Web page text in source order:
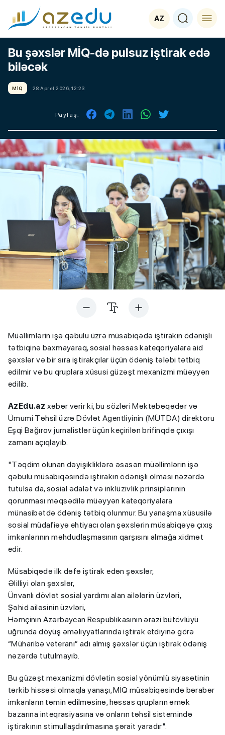
AZ
Bu şəxslər MİQ-də pulsuz iştirak edə
biləcək
MİQ 28 Aprel 2026, 12:23
Paylaş:
Müəllimlərin işə qəbulu üzrə müsabiqədə iştirakın ödənişli
tətbiqinə baxmayaraq, sosial həssas kateqoriyalara aid
şəxslər və bir sıra iştirakçılar üçün ödəniş tələbi tətbiq
edilmir və bu qruplara xüsusi güzəşt mexanizmi müəyyən
edilib.
AzEdu.az xəbər verir ki, bu sözləri Məktəbəqədər və
Ümumi Təhsil üzrə Dövlət Agentliyinin (MÜTDA) direktoru
Eşqi Bağırov jurnalistlər üçün keçirilən brifinqdə çıxışı
zamanı açıqlayıb.
"Təqdim olunan dəyişikliklərə əsasən müəllimlərin işə
qəbulu müsabiqəsində iştirakın ödənişli olması nəzərdə
tutulsa da, sosial ədalət və inklüzivlik prinsiplərinin
qorunması məqsədilə müəyyən kateqoriyalara
münasibətdə ödəniş tətbiq olunmur. Bu yanaşma xüsusilə
sosial müdafiəyə ehtiyacı olan şəxslərin müsabiqəyə çıxış
imkanlarının məhdudlaşmasının qarşısını almağa xidmət
edir.
Müsabiqədə ilk dəfə iştirak edən şəxslər,
Əlilliyi olan şəxslər,
Ünvanlı dövlət sosial yardımı alan ailələrin üzvləri,
Şəhid ailəsinin üzvləri,
Həmçinin Azərbaycan Respublikasının ərazi bütövlüyü
uğrunda döyüş əməliyyatlarında iştirak etdiyinə görə
“Müharibə veteranı” adı almış şəxslər üçün iştirak ödəniş
nəzərdə tutulmayıb.
Bu güzəşt mexanizmi dövlətin sosial yönümlü siyasətinin
tərkib hissəsi olmaqla yanaşı, MİQ müsabiqəsində bərabər
imkanların təmin edilməsinə, həssas qrupların əmək
bazarına inteqrasiyasına və onların təhsil sistemində
iştirakının stimullaşdırılmasına şərait yaradır".